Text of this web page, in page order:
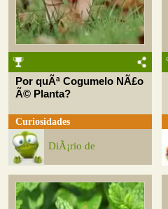
Por quÃª Cogumelo NÃ£o
Ã© Planta?
Curiosidades
DiÃ¡rio de